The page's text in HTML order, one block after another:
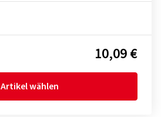
10,09 €
Artikel wählen